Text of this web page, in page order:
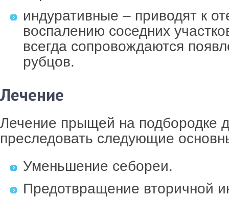
индуративные – приводят к
воспалению соседних
всегда сопровождаются
рубцов.
Лечение
Лечение прыщей на подбородке
преследовать следующие
Уменьшение себореи.
Предотвращение вторичной